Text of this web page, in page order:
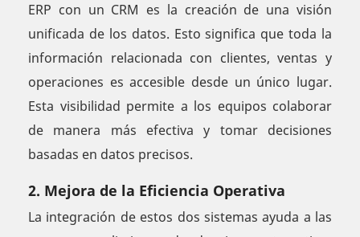
ERP con un CRM es la creación de una visión
unificada de los datos. Esto significa que toda la
información relacionada con clientes, ventas y
operaciones es accesible desde un único lugar.
Esta visibilidad permite a los equipos colaborar
de manera más efectiva y tomar decisiones
basadas en datos precisos.
2. Mejora de la Eficiencia Operativa
La integración de estos dos sistemas ayuda a las